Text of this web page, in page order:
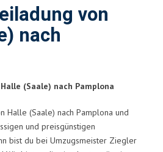
von
nach
(Saale) nach Pamplona
Halle (Saale) nach Pamplona und
und preisgünstigen
bist du bei Umzugsmeister Ziegler